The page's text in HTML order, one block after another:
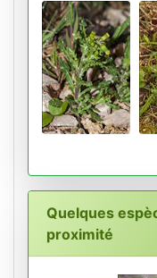
Quelques
proximité